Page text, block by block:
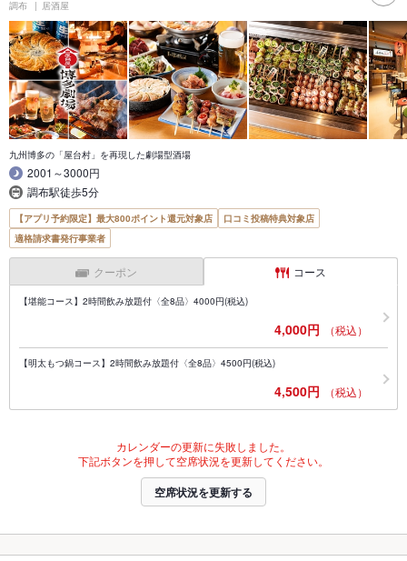
調布 居酒屋
九州博多の「屋台村」を再現した劇場型酒場
2001～3000円
調布駅徒歩5分
【アプリ予約限定】最大800ポイント還元対象店
口コミ投稿特典対象店
適格請求書発行事業者
クーポン コース
【堪能コース】2時間飲み放題付〈全8品〉4000円(税込)
4,000円 （税込）
【明太もつ鍋コース】2時間飲み放題付〈全8品〉4500円(税込)
4,500円 （税込）
カレンダーの更新に失敗しました。
下記ボタンを押して空席状況を更新してください。
空席状況を更新する